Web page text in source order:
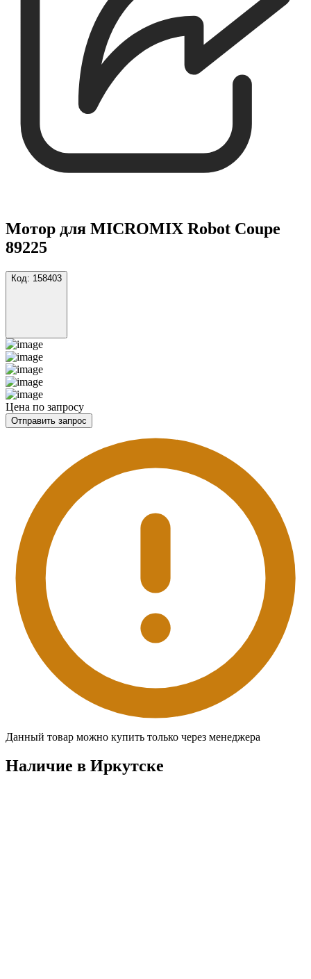
Мотор для MICROMIX Robot Coupe
89225
Код: 158403
Цена по запросу
Отправить запрос
Данный товар можно купить только через менеджера
Наличие в Иркутскe